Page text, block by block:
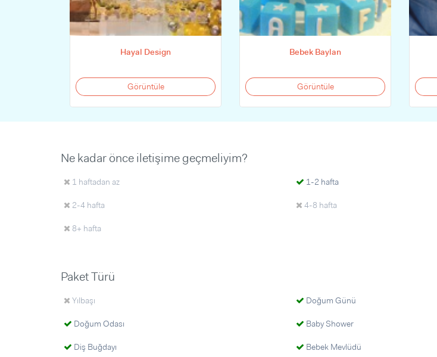
Hayal Design
Görüntüle
Bebek Baylan
Görüntüle
Ne kadar önce iletişime geçmeliyim?
1 haftadan az 1-2 hafta
2-4 hafta 4-8 hafta
8+ hafta
Paket Türü
Yılbaşı Doğum Günü
Doğum Odası Baby Shower
Diş Buğdayı Bebek Mevlüdü